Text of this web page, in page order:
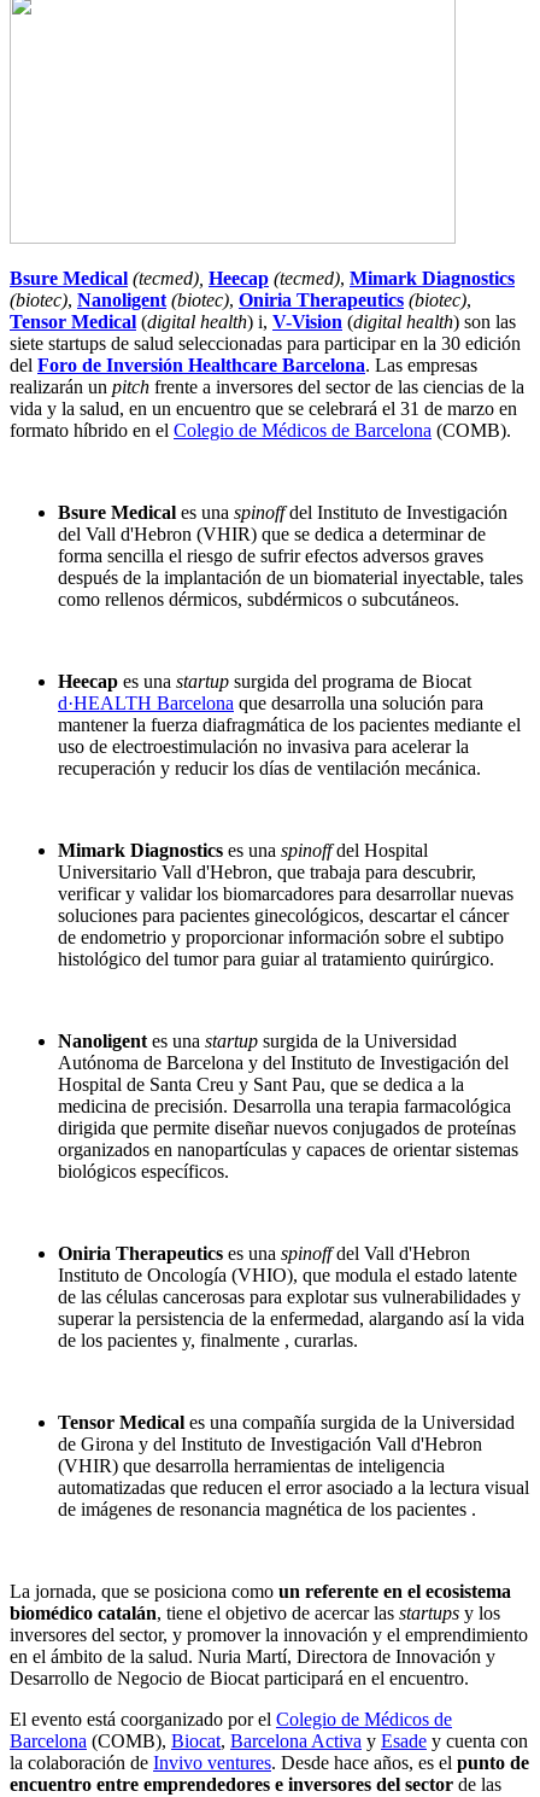
Bsure Medical (tecmed), Heecap (tecmed), Mimark Diagnostics
(biotec), Nanoligent (biotec), Oniria Therapeutics (biotec),
Tensor Medical (digital health) i, V-Vision (digital health) son las
siete startups de salud seleccionadas para participar en la 30 edición
del Foro de Inversión Healthcare Barcelona. Las empresas
realizarán un pitch frente a inversores del sector de las ciencias de la
vida y la salud, en un encuentro que se celebrará el 31 de marzo en
formato híbrido en el Colegio de Médicos de Barcelona (COMB).
Bsure Medical es una spinoffdel Instituto de Investigación
del Vall d'Hebron (VHIR) que se dedica a determinar de
forma sencilla el riesgo de sufrir efectos adversos graves
después de la implantación de un biomaterial inyectable, tales
como rellenos dérmicos, subdérmicos o subcutáneos.
Heecap es una startup surgida del programa de Biocat
d·HEALTH Barcelona que desarrolla una solución para
mantener la fuerza diafragmática de los pacientes mediante el
uso de electroestimulación no invasiva para acelerar la
recuperación y reducir los días de ventilación mecánica.
Mimark Diagnostics es una spinoffdel Hospital
Universitario Vall d'Hebron, que trabaja para descubrir,
verificar y validar los biomarcadores para desarrollar nuevas
soluciones para pacientes ginecológicos, descartar el cáncer
de endometrio y proporcionar información sobre el subtipo
histológico del tumor para guiar al tratamiento quirúrgico.
Nanoligentes una startup surgida de la Universidad
Autónoma de Barcelona y del Instituto de Investigación del
Hospital de Santa Creu y Sant Pau, que se dedica a la
medicina de precisión. Desarrolla una terapia farmacológica
dirigida que permite diseñar nuevos conjugados de proteínas
organizados en nanopartículas y capaces de orientar sistemas
biológicos específicos.
Oniria Therapeutics es una spinoffdel Vall d'Hebron
Instituto de Oncología (VHIO), que modula el estado latente
de las células cancerosas para explotar sus vulnerabilidades y
superar la persistencia de la enfermedad, alargando así la vida
de los pacientes y, finalmente , curarlas.
Tensor Medical es una compañía surgida de la Universidad
de Girona y del Instituto de Investigación Vall d'Hebron
(VHIR) que desarrolla herramientas de inteligencia
automatizadas que reducen el error asociado a la lectura visual
de imágenes de resonancia magnética de los pacientes .
La jornada, que se posiciona como un referente en el ecosistema
biomédico catalán, tiene el objetivo de acercar las startups y los
inversores del sector, y promover la innovación y el emprendimiento
en el ámbito de la salud. Nuria Martí, Directora de Innovación y
Desarrollo de Negocio de Biocat participará en el encuentro.
El evento está coorganizado por el Colegio de Médicos de
Barcelona (COMB), Biocat, Barcelona Activa y Esade y cuenta con
la colaboración de Invivo ventures. Desde hace años, es el punto de
encuentro entre emprendedores e inversores del sector de las